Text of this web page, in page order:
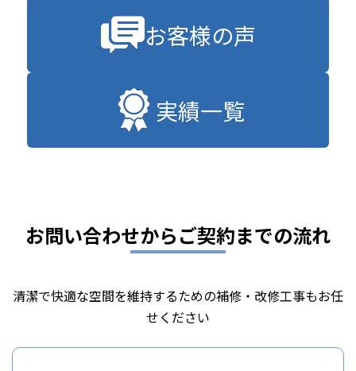
お客様の声
実績一覧
お問い合わせからご契約までの流れ
清潔で快適な空間を維持するための補修・改修工事もお任
せください